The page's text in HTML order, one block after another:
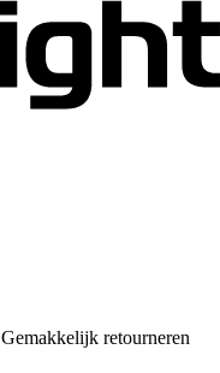
Gemakkelijk retourneren